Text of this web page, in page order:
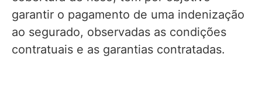
garantir o pagamento de uma indenização
ao segurado, observadas as condições
contratuais e as garantias contratadas.